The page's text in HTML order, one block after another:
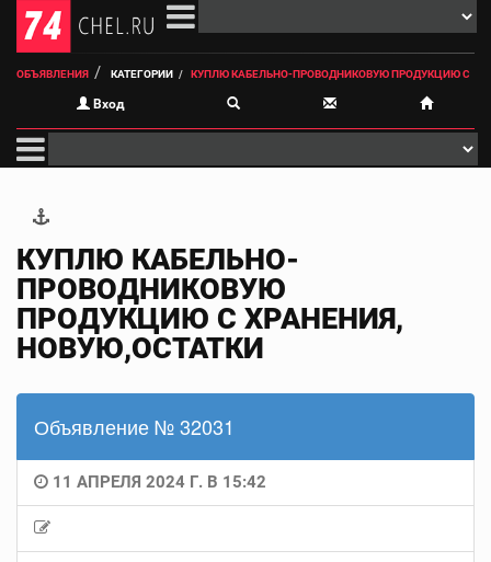
ОБЪЯВЛЕНИЯ КАТЕГОРИИ КУПЛЮ КАБЕЛЬНО-ПРОВОДНИКОВУЮ ПРОДУКЦИЮ С
Вход
КУПЛЮ КАБЕЛЬНО-
ПРОВОДНИКОВУЮ
ПРОДУКЦИЮ С ХРАНЕНИЯ,
НОВУЮ,ОСТАТКИ
Объявление № 32031
11 АПРЕЛЯ 2024 Г. В 15:42